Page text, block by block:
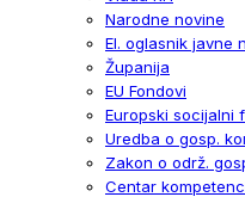
Narodne novine
El. oglasnik javne
Županija
EU Fondovi
Europski socijalni
Uredba o gosp.
Zakon o održ.
Centar